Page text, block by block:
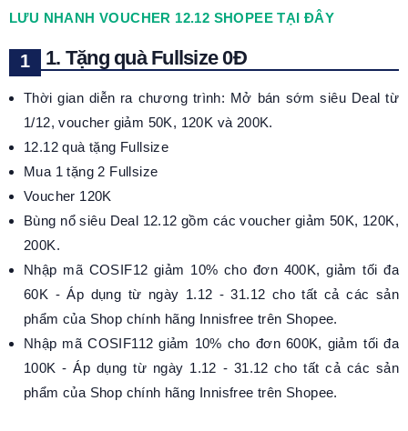
LƯU NHANH VOUCHER 12.12 SHOPEE TẠI ĐÂY
1. Tặng quà Fullsize 0Đ
Thời gian diễn ra chương trình: Mở bán sớm siêu Deal từ
1/12, voucher giảm 50K, 120K và 200K.
12.12 quà tặng Fullsize
Mua 1 tặng 2 Fullsize
Voucher 120K
Bùng nổ siêu Deal 12.12 gồm các voucher giảm 50K, 120K,
200K.
Nhập mã COSIF12 giảm 10% cho đơn 400K, giảm tối đa
60K - Áp dụng từ ngày 1.12 - 31.12 cho tất cả các sản
phẩm của Shop chính hãng Innisfree trên Shopee.
Nhập mã COSIF112 giảm 10% cho đơn 600K, giảm tối đa
100K - Áp dụng từ ngày 1.12 - 31.12 cho tất cả các sản
phẩm của Shop chính hãng Innisfree trên Shopee.